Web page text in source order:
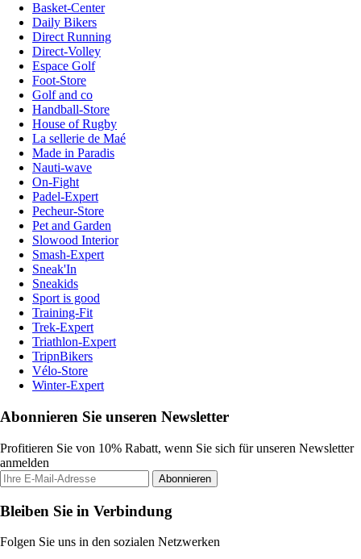
Basket-Center
Daily Bikers
Direct Running
Direct-Volley
Espace Golf
Foot-Store
Golf and co
Handball-Store
House of Rugby
La sellerie de Maé
Made in Paradis
Nauti-wave
On-Fight
Padel-Expert
Pecheur-Store
Pet and Garden
Slowood Interior
Smash-Expert
Sneak'In
Sneakids
Sport is good
Training-Fit
Trek-Expert
Triathlon-Expert
TripnBikers
Vélo-Store
Winter-Expert
Abonnieren Sie unseren Newsletter
Profitieren Sie von 10% Rabatt, wenn Sie sich für unseren Newsletter
anmelden
Abonnieren
Bleiben Sie in Verbindung
Folgen Sie uns in den sozialen Netzwerken